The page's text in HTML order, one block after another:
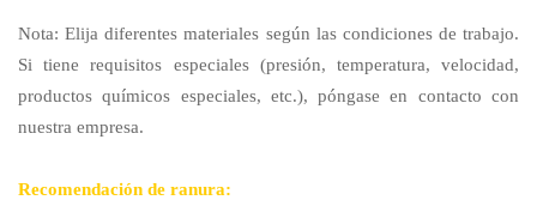
Nota: Elija diferentes materiales según las condiciones de trabajo.
Si tiene requisitos especiales (presión, temperatura, velocidad,
productos químicos especiales, etc.), póngase en contacto con
nuestra empresa.
Recomendación de ranura: